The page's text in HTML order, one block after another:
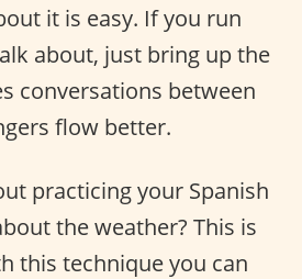
it is easy. If you run
about, just bring up the
conversations between
flow better.
practicing your Spanish
the weather? This is
this technique you can